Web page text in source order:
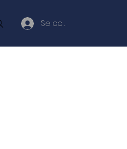
Se connecter